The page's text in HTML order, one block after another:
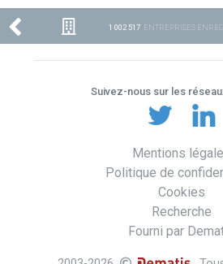
1 002 517 ENTREPRISES
Suivez-nous sur les
Mentions
Politique de
Cookies
Recherche
Fourni par